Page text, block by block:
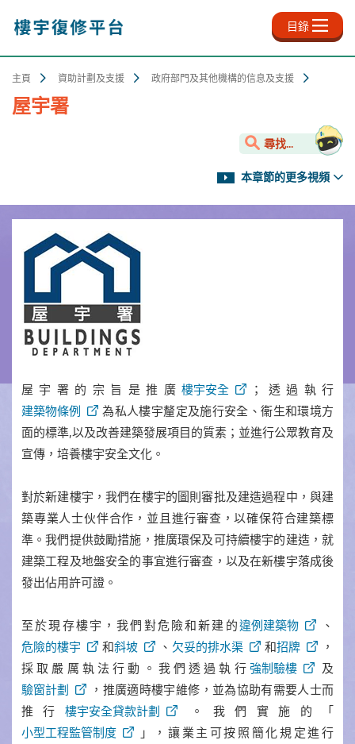
內
目錄
主頁 資助計劃及支援 政府部門及其他機構的信息及支援
屋宇署
尋找...
本章節的更多視頻
屋宇署的宗旨是推廣樓宇安全
；透過執行
建築物條例
為私人樓宇釐定及施行安全、衞生和環境方
面的標準,以及改善建築發展項目的質素；並進行公眾教育及
宣傳，培養樓宇安全文化。
對於新建樓宇，我們在樓宇的圖則審批及建造過程中，與建
築專業人士伙伴合作，並且進行審查，以確保符合建築標
準。我們提供鼓勵措施，推廣環保及可持續樓宇的建造，就
建築工程及地盤安全的事宜進行審查，以及在新樓宇落成後
發出佔用許可證。
至於現存樓宇，我們對危險和新建的違例建築物
、
危險的樓宇
和斜坡 、 欠妥的排水渠 和招牌
，
採取嚴厲執法行動。我們透過執行強制驗樓
及
驗窗計劃
，推廣適時樓宇維修，並為協助有需要人士而
推行 樓宇安全貸款計劃
。我們實施的「
小型工程監管制度
」，讓業主可按照簡化規定進行